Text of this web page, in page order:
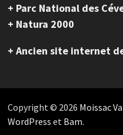
+ Parc National des
+ Natura 2000
+ Ancien site internet
Copyright © 2026 Moissac
WordPress et Bam.